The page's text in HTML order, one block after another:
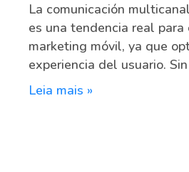
La comunicación
es una tendencia real
marketing móvil, ya que
experiencia del usuario.
Leia mais »